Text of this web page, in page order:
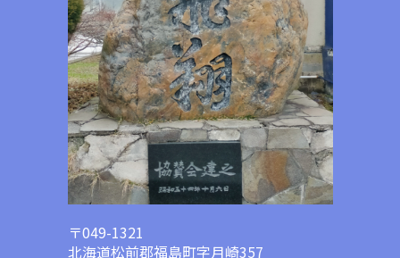
〒049-1321
北海道松前郡福島町字月崎357